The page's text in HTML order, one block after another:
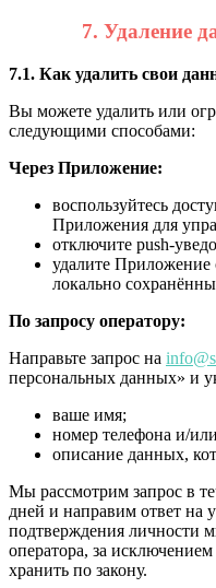
7. Удаление
7.1. Как удалить свои
Вы можете удалить или
следующими способами:
Через Приложение:
воспользуйтесь
Приложения для
отключите push-
удалите Приложение
локально
По запросу оператору:
Направьте запрос на
персональных данных» и
ваше имя;
номер телефона и/
описание данных,
Мы рассмотрим запрос в
дней и направим ответ на
подтверждения личности
оператора, за
хранить по закону.